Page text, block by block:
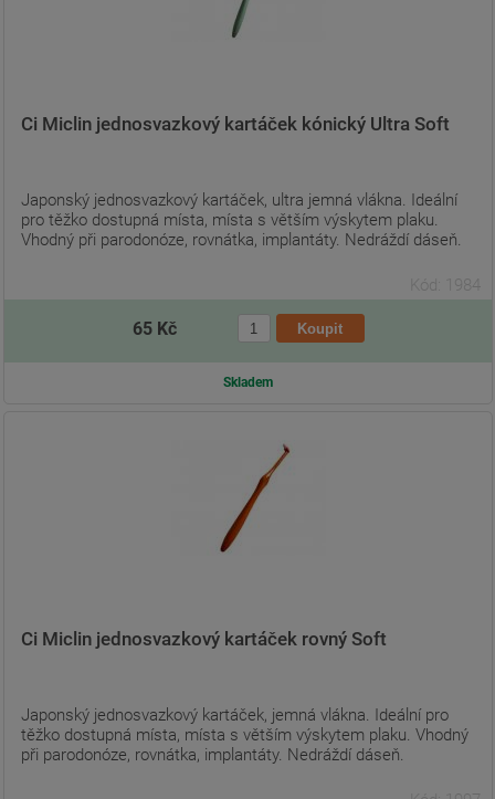
Ci Miclin jednosvazkový kartáček kónický Ultra Soft
Japonský jednosvazkový kartáček, ultra jemná vlákna. Ideální
pro těžko dostupná místa, místa s větším výskytem plaku.
Vhodný při parodonóze, rovnátka, implantáty. Nedráždí dáseň.
Kód: 1984
65 Kč
Skladem
Ci Miclin jednosvazkový kartáček rovný Soft
Japonský jednosvazkový kartáček, jemná vlákna. Ideální pro
těžko dostupná místa, místa s větším výskytem plaku. Vhodný
při parodonóze, rovnátka, implantáty. Nedráždí dáseň.